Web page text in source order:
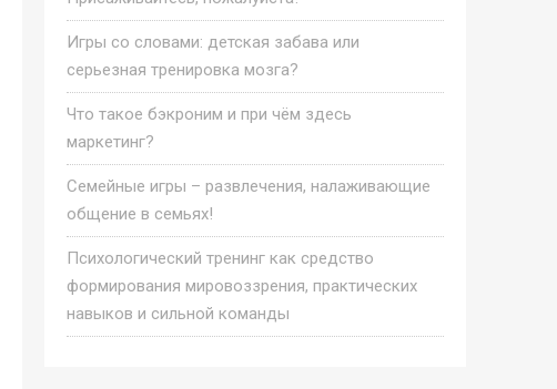
Игры со словами: детская забава или
серьезная тренировка мозга?
Что такое бэкроним и при чём здесь
маркетинг?
Семейные игры – развлечения, налаживающие
общение в семьях!
Психологический тренинг как средство
формирования мировоззрения, практических
навыков и сильной команды